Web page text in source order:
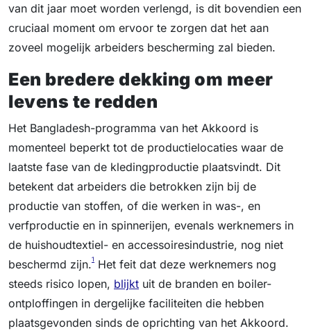
van dit jaar moet worden verlengd, is dit bovendien een
cruciaal moment om ervoor te zorgen dat het aan
zoveel mogelijk arbeiders bescherming zal bieden.
Een bredere dekking om meer
levens te redden
Het Bangladesh-programma van het Akkoord is
momenteel beperkt tot de productielocaties waar de
laatste fase van de kledingproductie plaatsvindt. Dit
betekent dat arbeiders die betrokken zijn bij de
productie van stoffen, of die werken in was-, en
verfproductie en in spinnerijen, evenals werknemers in
de huishoudtextiel- en accessoiresindustrie, nog niet
beschermd zijn.1
Het feit dat deze werknemers nog
steeds risico lopen, blijkt uit de branden en boiler-
ontploffingen in dergelijke faciliteiten die hebben
plaatsgevonden sinds de oprichting van het Akkoord.